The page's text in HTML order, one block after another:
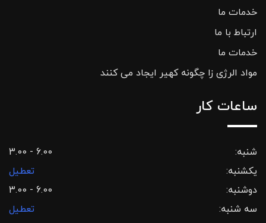
خدمات ما
ارتباط با ما
خدمات ما
مواد الرژی زا چگونه کهیر ایجاد می کنند
ساعات کار
شنبه:
3.00 - 6.00
یکشنبه:
تعطیل
دوشنبه:
3.00 - 6.00
سه شنبه:
تعطیل